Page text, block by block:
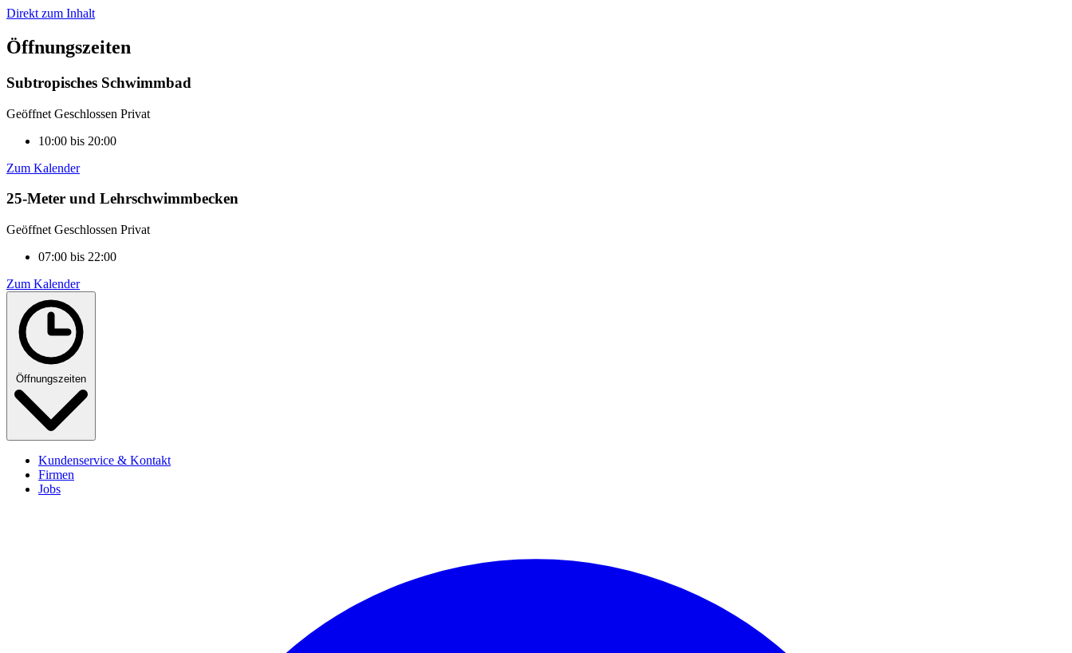
Direkt zum Inhalt
Öffnungszeiten
Subtropisches Schwimmbad
Geöffnet Geschlossen Privat
10:00 bis 20:00
Zum Kalender
25-Meter und Lehrschwimmbecken
Geöffnet Geschlossen Privat
07:00 bis 22:00
Zum Kalender
Öffnungszeiten
Kundenservice & Kontakt
Firmen
Jobs